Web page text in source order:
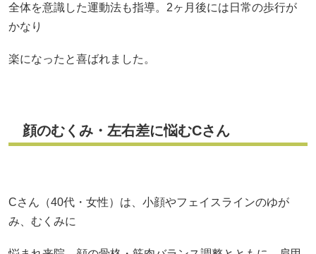
全体を意識した運動法も指導。2ヶ月後には日常の歩行が
かなり
楽になったと喜ばれました。
顔のむくみ・左右差に悩むCさん
Cさん（40代・女性）は、小顔やフェイスラインのゆが
み、むくみに